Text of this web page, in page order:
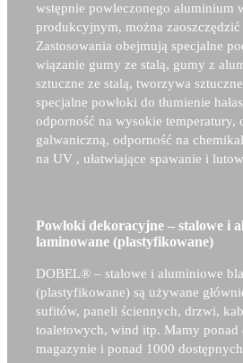
wstępnie powleczonego aluminium
produkcyjnym, można zaoszczędzić
Zastosowania obejmują specjalne
wiązanie gumy ze stalą, gumy z
sztuczne ze stalą, tworzywa
specjalne powłoki do tłumienie
odporność na wysokie temperatury,
galwaniczną, odporność na
na UV , ułatwiające spawanie i
Powłoki dekoracyjne – stalowe i
laminowane (plastyfikowane)
DOBEL® –stalowe i aluminiowe
(plastyfikowane) są używane
sufitów, paneli ściennych, drzwi,
toaletowych, wind itp. Mamy
magazynie i ponad 1000